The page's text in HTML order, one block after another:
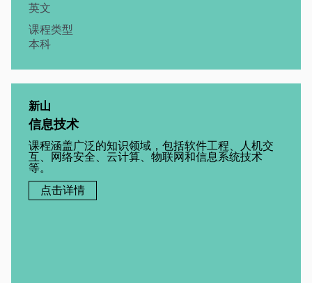
英文
课程类型
本科
新山
信息技术
课程涵盖广泛的知识领域，包括软件工程、人机交
互、网络安全、云计算、物联网和信息系统技术
等。
点击详情